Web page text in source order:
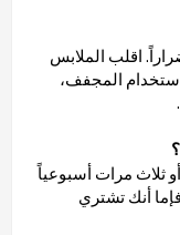
اقلب الملابس
المجفف،
ثلاث مرات أسبوعياً
أنك تشتري